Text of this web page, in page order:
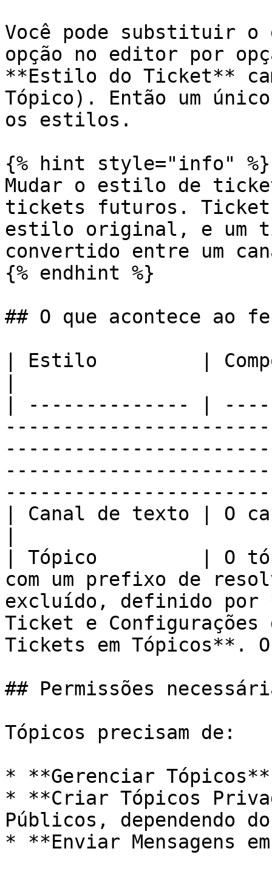
Você pode substituir
opção no editor por
**Estilo do Ticket**
Tópico). Então um
os estilos.
{% hint style="info" %}
Mudar o estilo de
tickets futuros.
estilo original, e um
convertido entre um
{% endhint %}
## O que acontece ao
| Estilo         |
| -------------- |
| Canal de texto | O
| Tópico         | O
com um prefixo de
excluído, definido por
Ticket e
Tickets em Tópicos**.
## Permissões
Tópicos precisam de:
* **Gerenciar Tópicos**
* **Criar Tópicos
Públicos, dependendo
* **Enviar Mensagens